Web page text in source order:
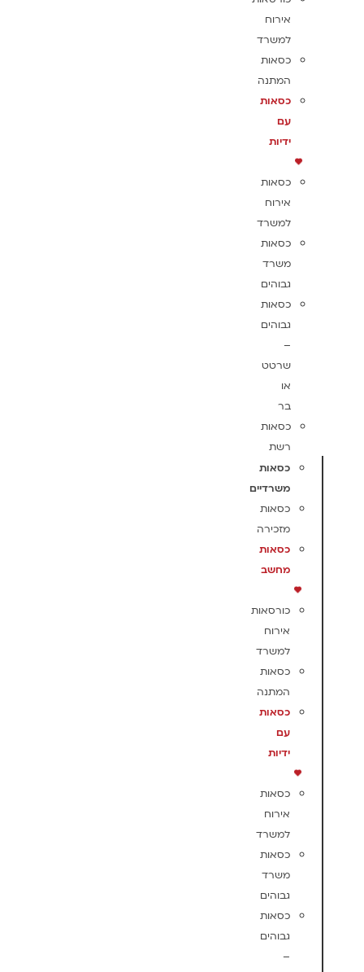
אירוח
למשרד
כסאות
המתנה
כסאות
עם
ידיות
כסאות
אירוח
למשרד
כסאות
משרד
גבוהים
כסאות
גבוהים
–
שרטט
או
בר
כסאות
רשת
כסאות
משרדיים
כסאות
מזכירה
כסאות
מחשב
כורסאות
אירוח
למשרד
כסאות
המתנה
כסאות
עם
ידיות
כסאות
אירוח
למשרד
כסאות
משרד
גבוהים
כסאות
גבוהים
–